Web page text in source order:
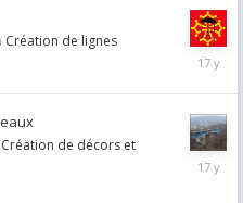
Création de lignes
March
2009
Création de décors et
March